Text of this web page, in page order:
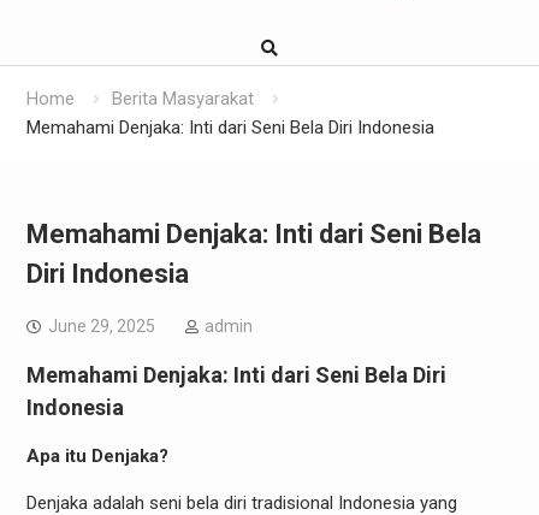
Home
Berita Masyarakat
Memahami Denjaka: Inti dari Seni Bela Diri Indonesia
Memahami Denjaka: Inti dari Seni Bela
Diri Indonesia
June 29, 2025 admin
Memahami Denjaka: Inti dari Seni Bela Diri
Indonesia
Apa itu Denjaka?
Denjaka adalah seni bela diri tradisional Indonesia yang